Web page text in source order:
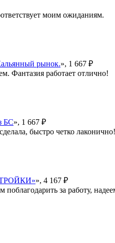
моим ожиданиям.
рынок.», 1 667 ₽
Фантазия работает отлично!
БС», 1 667 ₽
быстро четко
», 4 167 ₽
за работу,